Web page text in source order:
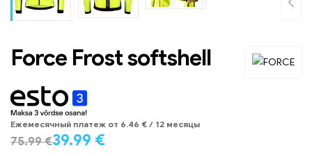
Force Frost softshell
Eжемесячный платеж от 6.46 € / 12 месяцы
75.99€39.99 €